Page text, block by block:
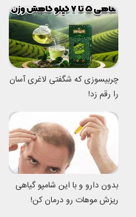
چربیسوزی که شگفتی لاغری آسان
را رقم زد!
بدون دارو و با این شامپو گیاهی
ریزش موهات رو درمان کن!